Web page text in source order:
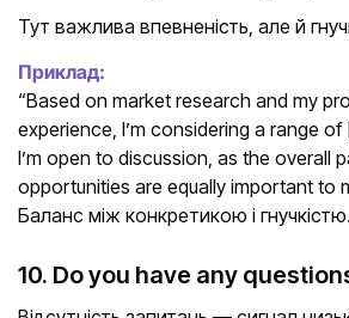
Тут важлива впевненість, але й
Приклад:
“Based on market research and my
experience, I’m considering a range
I’m open to discussion, as the overall
opportunities are equally important to
Баланс між конкретикою і гнучкістю.
10. Do you have any